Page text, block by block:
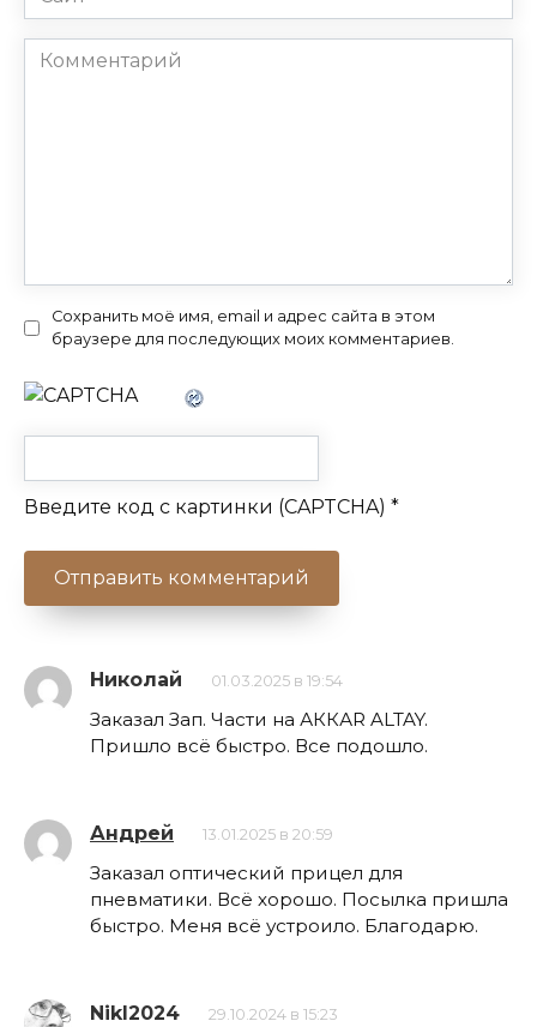
Комментарий
Сохранить моё имя, email и адрес сайта в этом
браузере для последующих моих комментариев.
Введите код с картинки (CAPTCHA) *
Николай 01.03.2025 в 19:54
Заказал Зап. Части на АККАR ALTAY.
Пришло всё быстро. Все подошло.
Андрей 13.01.2025 в 20:59
Заказал оптический прицел для
пневматики. Всё хорошо. Посылка пришла
быстро. Меня всё устроило. Благодарю.
NikI2024 29.10.2024 в 15:23